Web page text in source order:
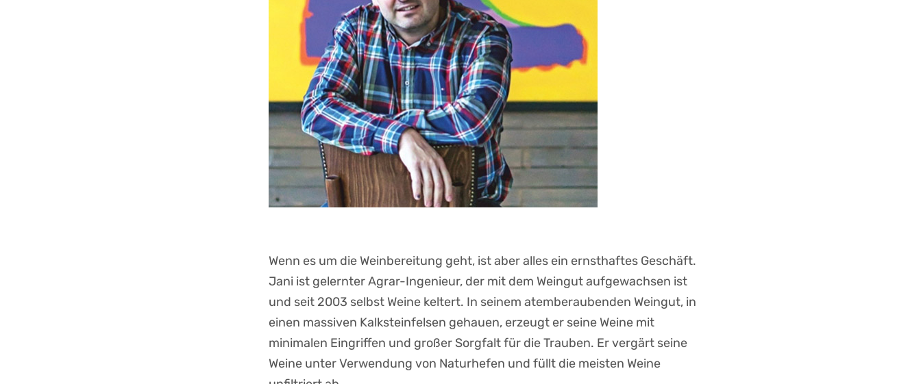
Wenn es um die Weinbereitung geht, ist aber alles ein ernsthaftes Geschäft.
Jani ist gelernter Agrar-Ingenieur, der mit dem Weingut aufgewachsen ist
und seit 2003 selbst Weine keltert. In seinem atemberaubenden Weingut, in
einen massiven Kalksteinfelsen gehauen, erzeugt er seine Weine mit
minimalen Eingriffen und großer Sorgfalt für die Trauben. Er vergärt seine
Weine unter Verwendung von Naturhefen und füllt die meisten Weine